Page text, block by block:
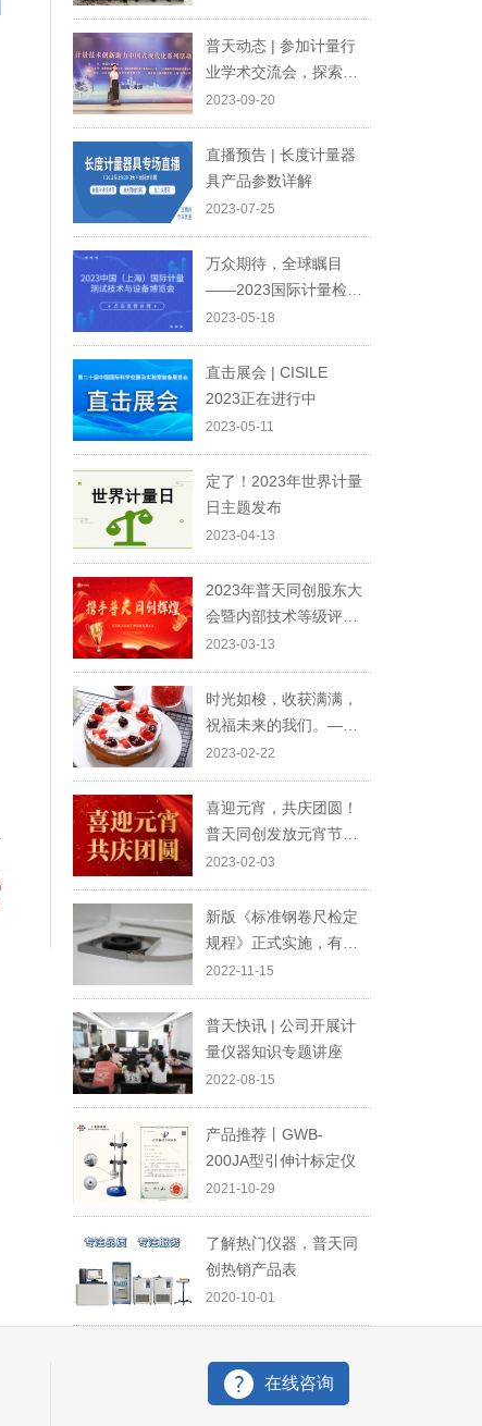
普天动态 | 参加计量行
业学术交流会，探索科
技创新前沿
2023-09-20
直播预告 | 长度计量器
具产品参数详解
2023-07-25
万众期待，全球瞩目
——2023国际计量检测
技术与设备博览会，我
们相约上海，不见不
散！
2023-05-18
直击展会 | CISILE
2023正在进行中
2023-05-11
定了！2023年世界计量
日主题发布
2023-04-13
2023年普天同创股东大
会暨内部技术等级评定
颁奖典礼圆满结束！
2023-03-13
时光如梭，收获满满，
祝福未来的我们。——
刘可欣、李锦、田娟
2023-02-22
喜迎元宵，共庆团圆！
普天同创发放元宵节福
利
2023-02-03
新版《标准钢卷尺检定
规程》正式实施，有这
些变化你知道吗？
2022-11-15
普天快讯 | 公司开展计
量仪器知识专题讲座
2022-08-15
产品推荐丨GWB-
200JA型引伸计标定仪
2021-10-29
了解热门仪器，普天同
创热销产品表
2020-10-01
在线咨询